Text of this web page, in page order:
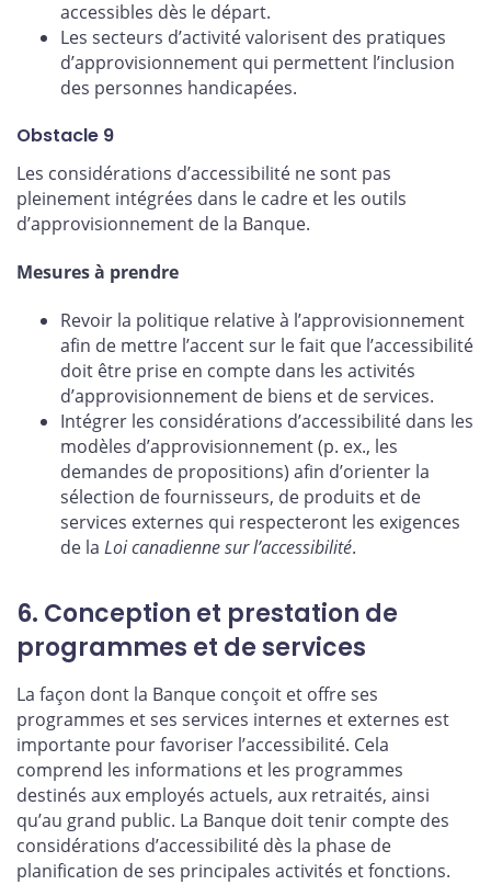
accessibles dès le départ.
Les secteurs d’activité valorisent des pratiques
d’approvisionnement qui permettent l’inclusion
des personnes handicapées.
Obstacle 9
Les considérations d’accessibilité ne sont pas
pleinement intégrées dans le cadre et les outils
d’approvisionnement de la Banque.
Mesures à prendre
Revoir la politique relative à l’approvisionnement
afin de mettre l’accent sur le fait que l’accessibilité
doit être prise en compte dans les activités
d’approvisionnement de biens et de services.
Intégrer les considérations d’accessibilité dans les
modèles d’approvisionnement (p. ex., les
demandes de propositions) afin d’orienter la
sélection de fournisseurs, de produits et de
services externes qui respecteront les exigences
de la Loi canadienne sur l’accessibilité.
6. Conception et prestation de
programmes et de services
La façon dont la Banque conçoit et offre ses
programmes et ses services internes et externes est
importante pour favoriser l’accessibilité. Cela
comprend les informations et les programmes
destinés aux employés actuels, aux retraités, ainsi
qu’au grand public. La Banque doit tenir compte des
considérations d’accessibilité dès la phase de
planification de ses principales activités et fonctions.